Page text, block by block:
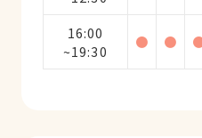
16:00
~19:30
● ●